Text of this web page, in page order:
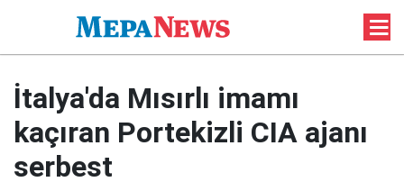
İtalya'da Mısırlı imamı
kaçıran Portekizli CIA ajanı
serbest